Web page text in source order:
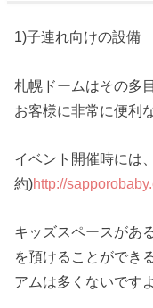
1)子連れ向けの設備
札幌ドームはその多
お客様に非常に便利
イベント開催時には
約)http://
キッズスペースがあ
を預けることができ
アムは多くないです